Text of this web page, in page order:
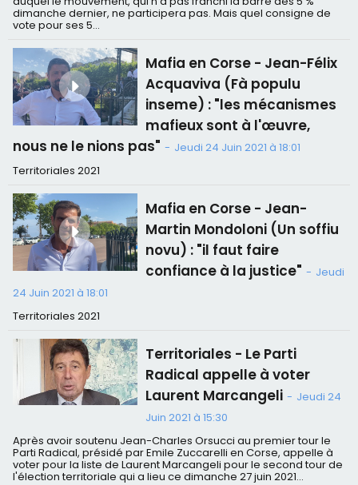
dimanche dernier, ne participera pas. Mais quel consigne de
vote pour ses 5...
Mafia en Corse - Jean-Félix
Acquaviva (Fà populu
inseme) : "les mécanismes
mafieux sont à l'œuvre,
nous ne le nions pas" - Jeudi 24 Juin 2021 à 18:01
Territoriales 2021
Mafia en Corse - Jean-
Martin Mondoloni (Un soffiu
novu) : "il faut faire
confiance à la justice" - Jeudi
24 Juin 2021 à 18:01
Territoriales 2021
Territoriales - Le Parti
Radical appelle à voter
Laurent Marcangeli - Jeudi 24
Juin 2021 à 15:30
Après avoir soutenu Jean-Charles Orsucci au premier tour le
Parti Radical, présidé par Emile Zuccarelli en Corse, appelle à
voter pour la liste de Laurent Marcangeli pour le second tour de
l'élection territoriale qui a lieu ce dimanche 27 juin 2021...